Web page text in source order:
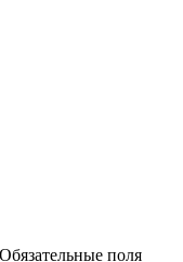
Обязательные поля